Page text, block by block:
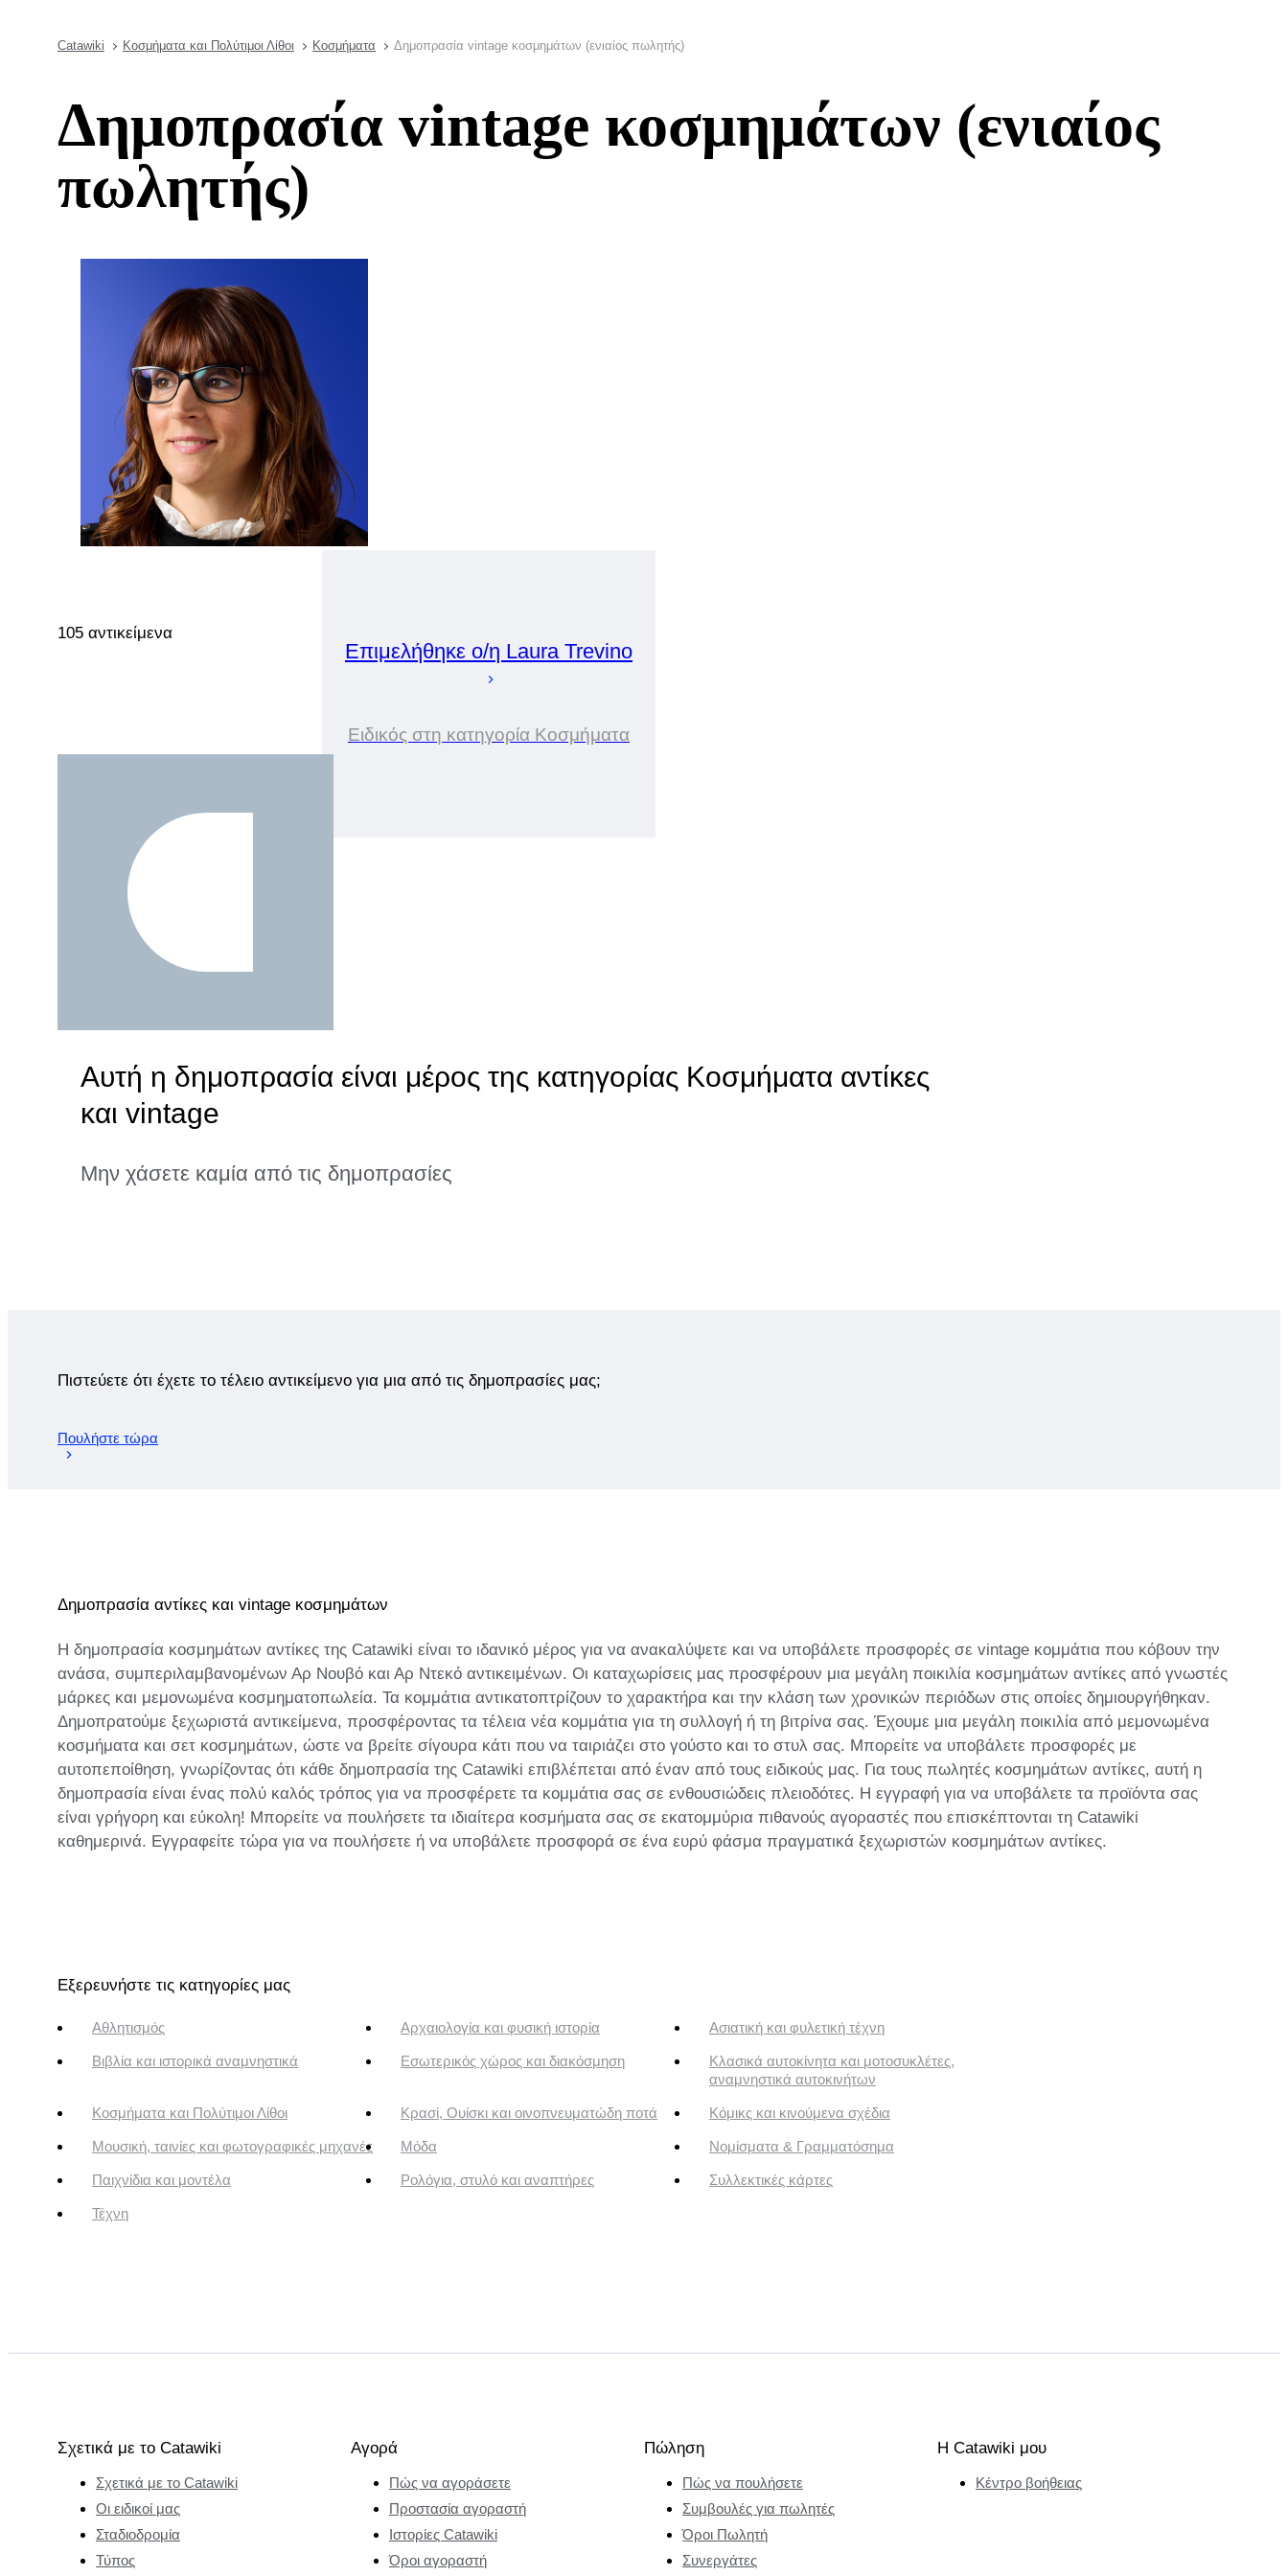
Catawiki Κοσμήματα και Πολύτιμοι Λίθοι Κοσμήματα Δημοπρασία vintage κοσμημάτων (ενιαίος πωλητής)
Δημοπρασία vintage κοσμημάτων (ενιαίος
πωλητής)
Επιμελήθηκε ο/η Laura Trevino
Ειδικός στη κατηγορία Κοσμήματα
105 αντικείμενα
Αυτή η δημοπρασία είναι μέρος της κατηγορίας Κοσμήματα αντίκες
και vintage
Μην χάσετε καμία από τις δημοπρασίες
Πιστεύετε ότι έχετε το τέλειο αντικείμενο για μια από τις δημοπρασίες μας;
Πουλήστε τώρα
Δημοπρασία αντίκες και vintage κοσμημάτων
Η δημοπρασία κοσμημάτων αντίκες της Catawiki είναι το ιδανικό μέρος για να ανακαλύψετε και να υποβάλετε προσφορές σε vintage κομμάτια που κόβουν την
ανάσα, συμπεριλαμβανομένων Αρ Νουβό και Αρ Ντεκό αντικειμένων. Οι καταχωρίσεις μας προσφέρουν μια μεγάλη ποικιλία κοσμημάτων αντίκες από γνωστές
μάρκες και μεμονωμένα κοσμηματοπωλεία. Τα κομμάτια αντικατοπτρίζουν το χαρακτήρα και την κλάση των χρονικών περιόδων στις οποίες δημιουργήθηκαν.
Δημοπρατούμε ξεχωριστά αντικείμενα, προσφέροντας τα τέλεια νέα κομμάτια για τη συλλογή ή τη βιτρίνα σας. Έχουμε μια μεγάλη ποικιλία από μεμονωμένα
κοσμήματα και σετ κοσμημάτων, ώστε να βρείτε σίγουρα κάτι που να ταιριάζει στο γούστο και το στυλ σας. Μπορείτε να υποβάλετε προσφορές με
αυτοπεποίθηση, γνωρίζοντας ότι κάθε δημοπρασία της Catawiki επιβλέπεται από έναν από τους ειδικούς μας. Για τους πωλητές κοσμημάτων αντίκες, αυτή η
δημοπρασία είναι ένας πολύ καλός τρόπος για να προσφέρετε τα κομμάτια σας σε ενθουσιώδεις πλειοδότες. Η εγγραφή για να υποβάλετε τα προϊόντα σας
είναι γρήγορη και εύκολη! Μπορείτε να πουλήσετε τα ιδιαίτερα κοσμήματα σας σε εκατομμύρια πιθανούς αγοραστές που επισκέπτονται τη Catawiki
καθημερινά. Εγγραφείτε τώρα για να πουλήσετε ή να υποβάλετε προσφορά σε ένα ευρύ φάσμα πραγματικά ξεχωριστών κοσμημάτων αντίκες.
Εξερευνήστε τις κατηγορίες μας
Αθλητισμός Αρχαιολογία και φυσική ιστορία Ασιατική και φυλετική τέχνη
Βιβλία και ιστορικά αναμνηστικά Εσωτερικός χώρος και διακόσμηση
Κλασικά αυτοκίνητα και μοτοσυκλέτες,
αναμνηστικά αυτοκινήτων
Κοσμήματα και Πολύτιμοι Λίθοι Κρασί, Ουίσκι και οινοπνευματώδη ποτά Κόμικς και κινούμενα σχέδια
Μουσική, ταινίες και φωτογραφικές μηχανές Μόδα Νομίσματα & Γραμματόσημα
Παιχνίδια και μοντέλα Ρολόγια, στυλό και αναπτήρες Συλλεκτικές κάρτες
Τέχνη
Σχετικά με το Catawiki
Σχετικά με το Catawiki
Οι ειδικοί μας
Σταδιοδρομία
Τύπος
Αγορά
Πώς να αγοράσετε
Προστασία αγοραστή
Ιστορίες Catawiki
Όροι αγοραστή
Πώληση
Πώς να πουλήσετε
Συμβουλές για πωλητές
Όροι Πωλητή
Συνεργάτες
Η Catawiki μου
Κέντρο βοήθειας